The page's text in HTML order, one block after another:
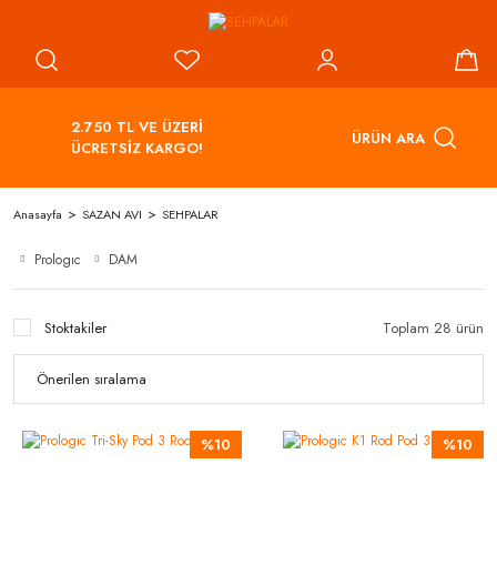
2.750 TL VE ÜZERİ
ÜCRETSİZ KARGO!
ÜRÜN ARA
Anasayfa SAZAN AVI SEHPALAR
Prologıc DAM
Stoktakiler Toplam 28 ürün
%10 %10